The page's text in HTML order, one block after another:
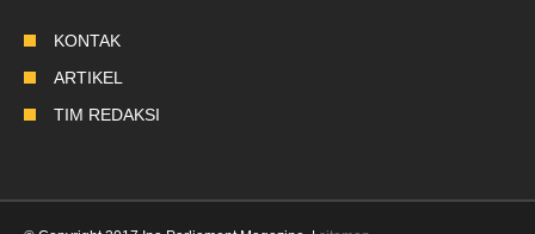
KONTAK
ARTIKEL
TIM REDAKSI